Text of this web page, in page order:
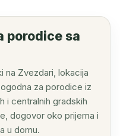
porodice sa
na Zvezdari, lokacija
za porodice iz
i centralnih gradskih
dogovor oko prijema i
u domu.